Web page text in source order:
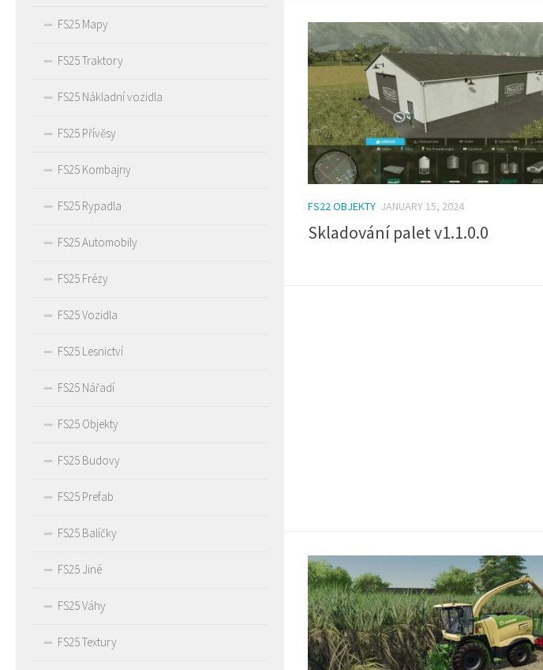
FS22 OBJEKTY JANUARY 15, 2024
Skladování palet v1.1.0.0
FS25 Mapy
FS25 Traktory
FS25 Nákladní vozidla
FS25 Přívěsy
FS25 Kombajny
FS25 Rypadla
FS25 Automobily
FS25 Frézy
FS25 Vozidla
FS25 Lesnictví
FS25 Nářadí
FS25 Objekty
FS25 Budovy
FS25 Prefab
FS25 Balíčky
FS25 Jiné
FS25 Váhy
FS25 Textury